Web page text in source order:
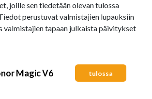
joille sen tiedetään olevan tulossa
perustuvat valmistajien lupauksiin
valmistajien tapaan julkaista päivitykset
Magic V6 tulossa